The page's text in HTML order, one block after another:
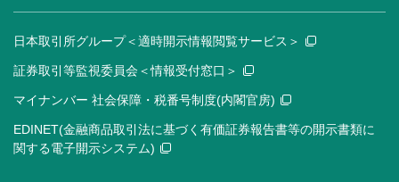
日本取引所グループ＜適時開示情報閲覧サービス＞
証券取引等監視委員会＜情報受付窓口＞
マイナンバー 社会保障・税番号制度(内閣官房)
EDINET(金融商品取引法に基づく有価証券報告書等の開示書類に
関する電子開示システム)